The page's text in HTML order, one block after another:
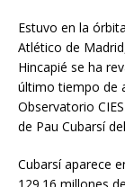
Estuvo en la
Atlético de
Hincapié se ha
último tiempo de
Observatorio
de Pau Cubarsí
Cubarsí aparece